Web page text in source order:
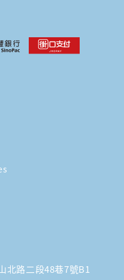
北路二段48巷7號B1